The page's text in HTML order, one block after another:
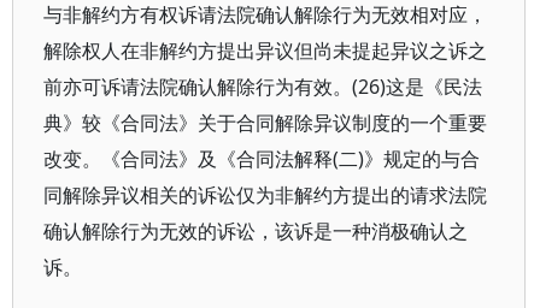
与非解约方有权诉请法院确认解除行为无效相对应，
解除权人在非解约方提出异议但尚未提起异议之诉之
前亦可诉请法院确认解除行为有效。(26)这是《民法
典》较《合同法》关于合同解除异议制度的一个重要
改变。《合同法》及《合同法解释(二)》规定的与合
同解除异议相关的诉讼仅为非解约方提出的请求法院
确认解除行为无效的诉讼，该诉是一种消极确认之
诉。